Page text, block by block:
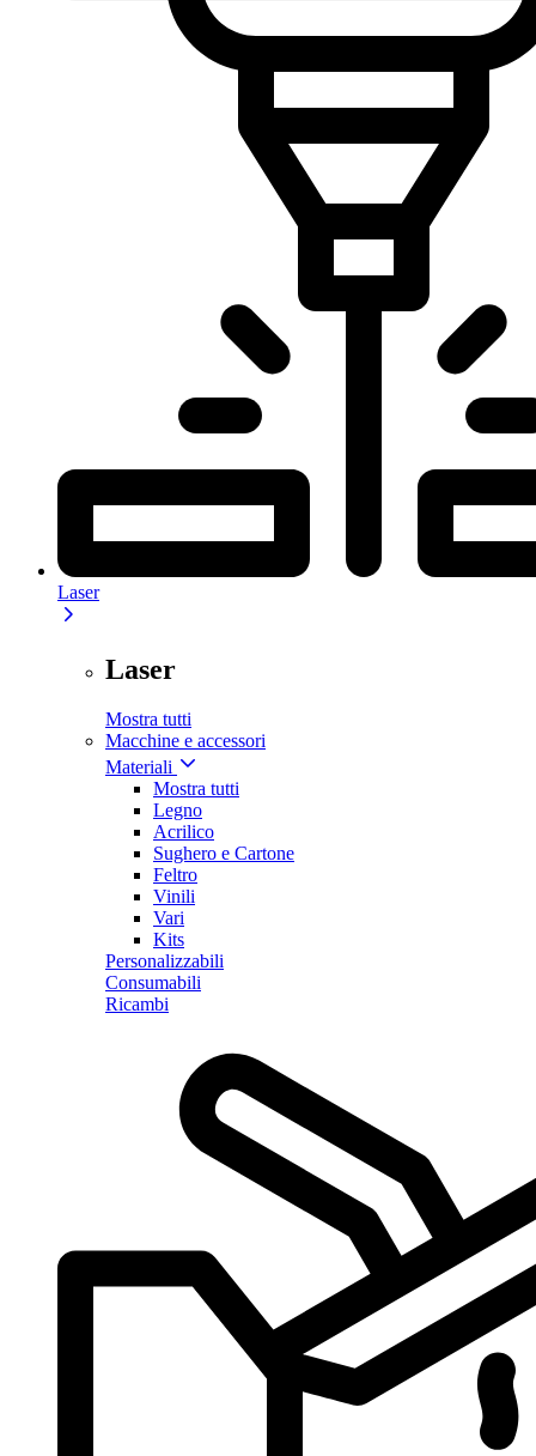
Laser
Laser
Mostra tutti
Macchine e accessori
Materiali
Mostra tutti
Legno
Acrilico
Sughero e Cartone
Feltro
Vinili
Vari
Kits
Personalizzabili
Consumabili
Ricambi